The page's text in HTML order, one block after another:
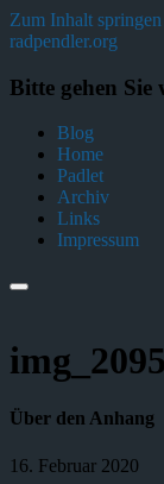
Zum Inhalt springen
radpendler.org
Bitte gehen Sie
Blog
Home
Padlet
Archiv
Links
Impressum
Über den Anhang
16. Februar 2020